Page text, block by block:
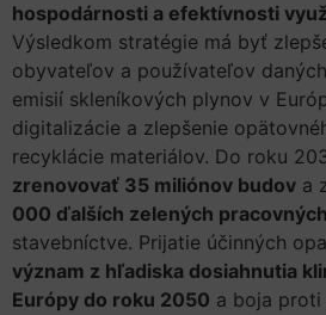
hospodárnosti a efektívnosti
Výsledkom stratégie má byť
obyvateľov a používateľov
emisií skleníkových plynov v
digitalizácie a zlepšenie
recyklácie materiálov. Do roku
zrenovovať 35 miliónov budov a
000 ďalších zelených
stavebníctve. Prijatie účinných
význam z hľadiska dosiahnutia
Európy do roku 2050 a boja proti